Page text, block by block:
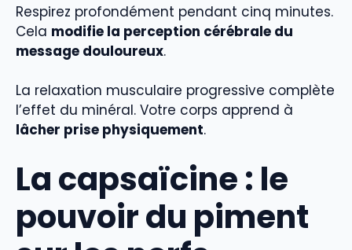
Respirez profondément pendant cinq minutes.
Cela modifie la perception cérébrale du
message douloureux.
La relaxation musculaire progressive complète
l’effet du minéral. Votre corps apprend à
lâcher prise physiquement.
Lacapsaïcine: le
pouvoir du piment